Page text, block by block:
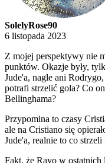
SolelyRose90
6 listopada 2023
Z mojej perspektywy nie
punktów. Okazje były,
Jude'a, nagle ani
potrafi strzelić gola? Co
Bellinghama?
Przypomina to czasy
ale na Cristiano się
Jude'a, realnie to co
Fakt, że Rayo w ostatnich